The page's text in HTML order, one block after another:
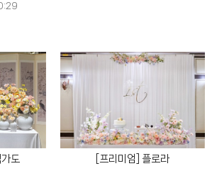
도 [프리미엄] 플로라